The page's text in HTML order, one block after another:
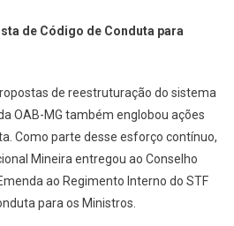
de Código de Conduta para
de reestruturação do sistema
OAB-MG também englobou ações
Como parte desse esforço contínuo,
Mineira entregou ao Conselho
ao Regimento Interno do STF
para os Ministros.